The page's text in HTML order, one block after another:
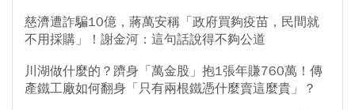
慈濟遭詐騙10億，蔣萬安稱「政府買夠疫苗，民間就
不用採購」！謝金河：這句話說得不夠公道
川湖做什麼的？躋身「萬金股」抱1張年賺760萬！傳
產鐵工廠如何翻身「只有兩根鐵憑什麼賣這麼貴」？